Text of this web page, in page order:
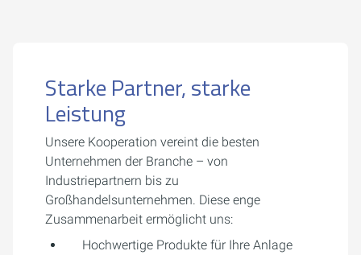
Starke Partner, starke
Leistung
Unsere Kooperation vereint die besten
Unternehmen der Branche – von
Industriepartnern bis zu
Großhandelsunternehmen. Diese enge
Zusammenarbeit ermöglicht uns:
Hochwertige Produkte für Ihre Anlage